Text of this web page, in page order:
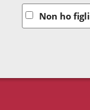
Non ho figli